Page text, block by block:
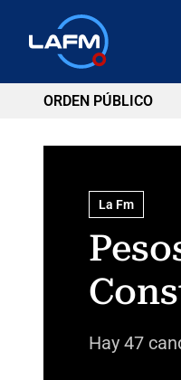
ORDEN PÚBLICO
La Fm
Hay 47